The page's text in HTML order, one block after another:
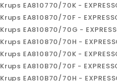
Krups EA810770/70K -
Krups EA810870/70F -
Krups EA810870/70G -
Krups EA810870/70H -
Krups EA810870/70K -
Krups EA810B70/70F -
Krups EA810B70/70H -